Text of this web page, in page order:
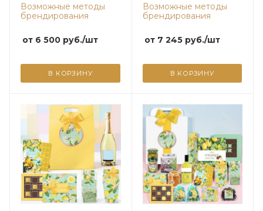
Возможные методы
брендирования
от 6 500 руб./шт
В КОРЗИНУ
Возможные методы
брендирования
от 7 245руб./шт
В КОРЗИНУ